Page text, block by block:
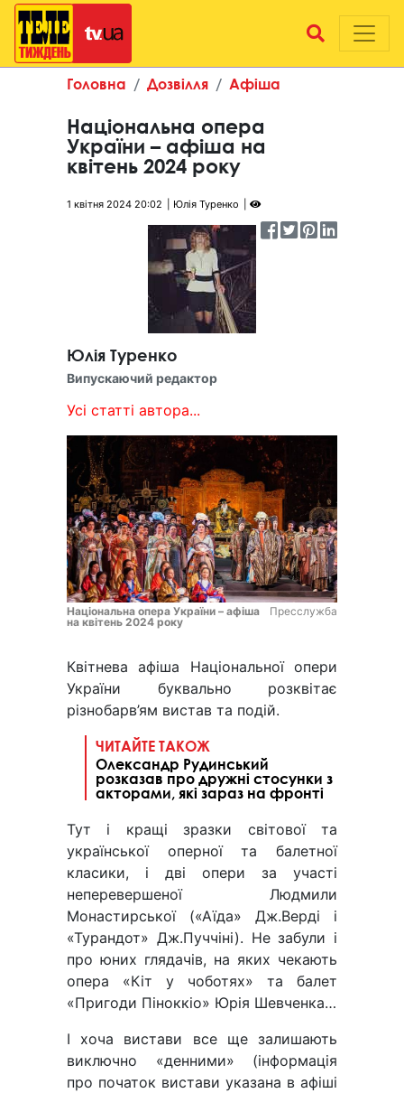
Головна Дозвілля Афіша
Національна опера
України – афіша на
квітень 2024 року
1 квітня 2024 20:02 Юлія Туренко
Юлія Туренко
Випускаючий редактор
Усі статті автора...
Національна опера України – афіша
на квітень 2024 року
Пресслужба
Квітнева афіша Національної опери
України буквально розквітає
різнобарв’ям вистав та подій.
ЧИТАЙТЕ ТАКОЖ
Олександр Рудинський
розказав про дружні стосунки з
акторами, які зараз на фронті
Тут і кращі зразки світової та
української оперної та балетної
класики, і дві опери за участі
неперевершеної Людмили
Монастирської («Аїда» Дж.Верді і
«Турандот» Дж.Пуччіні). Не забули і
про юних глядачів, на яких чекають
опера «Кіт у чоботях» та балет
«Пригоди Піноккіо» Юрія Шевченка…
І хоча вистави все ще залишають
виключно «денними» (інформація
про початок вистави указана в афіші